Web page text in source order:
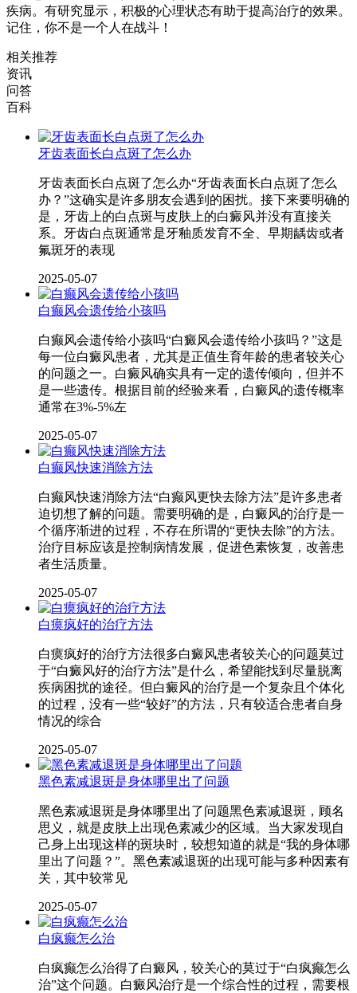
疾病。有研究显示，积极的心理状态有助于提高治疗的效果。
记住，你不是一个人在战斗！
相关推荐
资讯
问答
百科
牙齿表面长白点斑了怎么办
牙齿表面长白点斑了怎么办“牙齿表面长白点斑了怎么
办？”这确实是许多朋友会遇到的困扰。接下来要明确的
是，牙齿上的白点斑与皮肤上的白癜风并没有直接关
系。牙齿白点斑通常是牙釉质发育不全、早期龋齿或者
氟斑牙的表现
2025-05-07
白癫风会遗传给小孩吗
白癫风会遗传给小孩吗“白癜风会遗传给小孩吗？”这是
每一位白癜风患者，尤其是正值生育年龄的患者较关心
的问题之一。白癜风确实具有一定的遗传倾向，但并不
是一些遗传。根据目前的经验来看，白癜风的遗传概率
通常在3%-5%左
2025-05-07
白癫风快速消除方法
白癫风快速消除方法“白癫风更快去除方法”是许多患者
迫切想了解的问题。需要明确的是，白癜风的治疗是一
个循序渐进的过程，不存在所谓的“更快去除”的方法。
治疗目标应该是控制病情发展，促进色素恢复，改善患
者生活质量。
2025-05-07
白瘼疯好的治疗方法
白瘼疯好的治疗方法很多白癜风患者较关心的问题莫过
于“白癜风好的治疗方法”是什么，希望能找到尽量脱离
疾病困扰的途径。但白癜风的治疗是一个复杂且个体化
的过程，没有一些“较好”的方法，只有较适合患者自身
情况的综合
2025-05-07
黑色素减退斑是身体哪里出了问题
黑色素减退斑是身体哪里出了问题黑色素减退斑，顾名
思义，就是皮肤上出现色素减少的区域。当大家发现自
己身上出现这样的斑块时，较想知道的就是“我的身体哪
里出了问题？”。黑色素减退斑的出现可能与多种因素有
关，其中较常见
2025-05-07
白疯癫怎么治
白疯癫怎么治得了白癜风，较关心的莫过于“白疯癫怎么
治”这个问题。白癜风治疗是一个综合性的过程，需要根